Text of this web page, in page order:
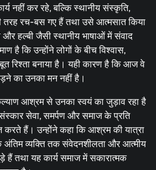
नहीं कर रहे, बल्कि स्थानीय संस्कृति,
तरह रच-बस गए हैं तथा उसे आत्मसात किया
हल्बी जैसी स्थानीय भाषाओं में संवाद
है कि उन्होंने लोगों के बीच विश्वास,
रिश्ता बनाया है। यही कारण है कि आज वे
का उनका मन नहीं है।
आश्रम से उनका स्वयं का जुड़ाव रहा है
सेवा, समर्पण और समाज के प्रति
करते हैं। उन्होंने कहा कि आश्रम की यात्रा
व्यक्ति तक संवेदनशीलता और आत्मीय
हैं तथा यह कार्य समाज में सकारात्मक